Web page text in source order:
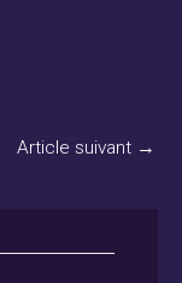
Article suivant →